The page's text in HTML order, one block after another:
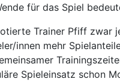
für das Spiel
Trainer Pfiff zwar
innen mehr
Spieleinsatz schon